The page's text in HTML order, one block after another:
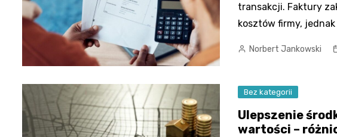
transakcji. Faktury
kosztów firmy,
Norbert Jankowski
Bez kategorii
Ulepszenie
wartości –